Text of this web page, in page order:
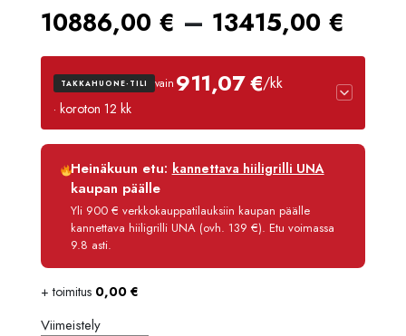
10886,00 € – 13415,00 €
-
TAKKAHUONE-TILI vain 911,07 €/kk
· koroton 12 kk
Luottoaika
12 kk
Korko
Käsittelymaksu
3,90 €/kk
Maksettava yhteensä
10 932,80 €
Heinäkuun etu: kannettava hiiligrilli UNA
kaupan päälle
Yli 900 € verkkokauppatilauksiin kaupan päälle
kannettava hiiligrilli UNA (ovh. 139 €). Etu voimassa
9.8 asti.
+ toimitus 0,00 €
Viimeistely